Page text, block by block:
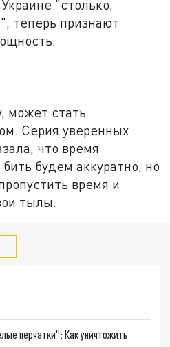
"столько,
теперь признают
может стать
Серия уверенных
что время
будем аккуратно, но
время и
тылы.
перчатки": Как уничтожить